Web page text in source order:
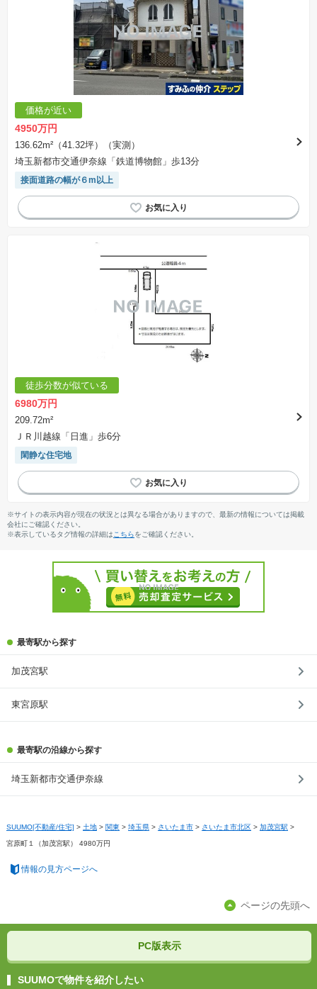
価格が近い
4950万円
136.62m²（41.32坪）（実測）
埼玉新都市交通伊奈線「鉄道博物館」歩13分
接面道路の幅が６m以上
徒歩分数が似ている
6980万円
209.72m²
ＪＲ川越線「日進」歩6分
閑静な住宅地
※サイトの表示内容が現在の状況とは異なる場合がありますので、最新の情報については掲載
会社にご確認ください。
※表示しているタグ情報の詳細は こちらをご確認ください。
最寄駅から探す
加茂宮駅
東宮原駅
最寄駅の沿線から探す
埼玉新都市交通伊奈線
SUUMO[不動産/住宅] > 土地 > 関東 > 埼玉県 > さいたま市 > さいたま市北区 > 加茂宮駅 >
宮原町１（加茂宮駅） 4980万円
情報の見方ページへ
ページの先頭へ
PC版表示
SUUMOで物件を紹介したい